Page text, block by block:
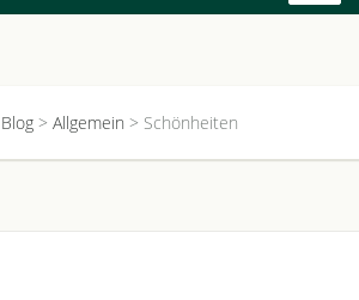
Blog > Allgemein > Schönheiten